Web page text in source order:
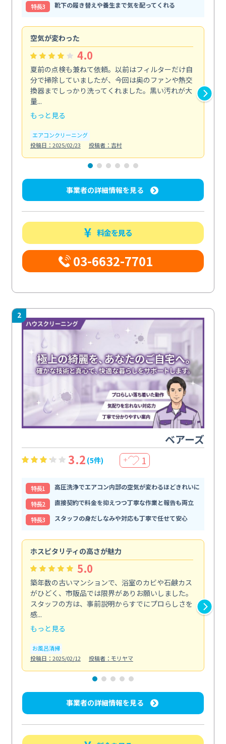
特⻑3
靴下の履き替えや養生まで気を配ってくれる
空気が変わった
4.0
夏前の点検も兼ねて依頼。以前はフィルターだけ自
分で掃除していましたが、今回は奥のファンや熱交
換器までしっかり洗ってくれました。黒い汚れが大
量...
もっと見る
エアコンクリーニング
投稿日：2025/02/23
投稿者：吉村
事業者の詳細情報を見る
料金を見る
03-6632-7701
2
ベアーズ
3.2 (5件) ＋ 1
特⻑1
高圧洗浄でエアコン内部の空気が変わるほどきれいに
特⻑2
直接契約で料金を抑えつつ丁寧な作業と報告も両立
特⻑3
スタッフの身だしなみや対応も丁寧で任せて安心
ホスピタリティの高さが魅力
5.0
築年数の古いマンションで、浴室のカビや石鹸カス
がひどく、市販品では限界がありお願いしました。
スタッフの方は、事前説明からすでにプロらしさを
感...
もっと見る
お風呂清掃
投稿日：2025/02/12
投稿者：モリヤマ
事業者の詳細情報を見る